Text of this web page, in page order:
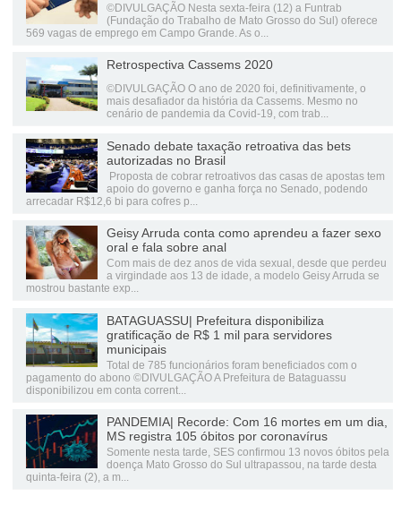
©DIVULGAÇÃO Nesta sexta-feira (12) a Funtrab
(Fundação do Trabalho de Mato Grosso do Sul) oferece
569 vagas de emprego em Campo Grande. As o...
Retrospectiva Cassems 2020
©DIVULGAÇÃO O ano de 2020 foi, definitivamente, o
mais desafiador da história da Cassems. Mesmo no
cenário de pandemia da Covid-19, com trab...
Senado debate taxação retroativa das bets
autorizadas no Brasil
Proposta de cobrar retroativos das casas de apostas tem
apoio do governo e ganha força no Senado, podendo
arrecadar R$12,6 bi para cofres p...
Geisy Arruda conta como aprendeu a fazer sexo
oral e fala sobre anal
Com mais de dez anos de vida sexual, desde que perdeu
a virgindade aos 13 de idade, a modelo Geisy Arruda se
mostrou bastante exp...
BATAGUASSU| Prefeitura disponibiliza
gratificação de R$ 1 mil para servidores
municipais
Total de 785 funcionários foram beneficiados com o
pagamento do abono ©DIVULGAÇÃO A Prefeitura de Bataguassu
disponibilizou em conta corrent...
PANDEMIA| Recorde: Com 16 mortes em um dia,
MS registra 105 óbitos por coronavírus
Somente nesta tarde, SES confirmou 13 novos óbitos pela
doença Mato Grosso do Sul ultrapassou, na tarde desta
quinta-feira (2), a m...